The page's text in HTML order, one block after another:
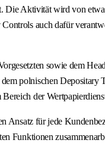
Aktivität wird von
auch dafür
sowie dem
polnischen
der
Ansatz für jede
Funktionen